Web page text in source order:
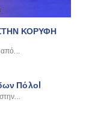
ΚΟΡΥΦΗ
Πόλο!